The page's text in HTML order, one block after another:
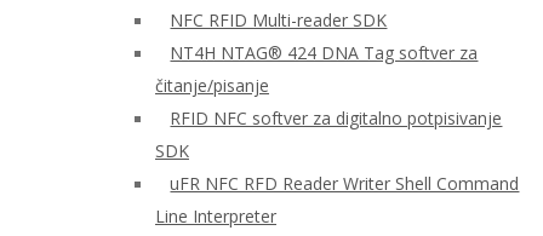
NFC RFID Multi-reader SDK
NT4H NTAG® 424 DNA Tag softver za
čitanje/pisanje
RFID NFC softver za digitalno potpisivanje
SDK
uFR NFC RFD Reader Writer Shell Command
Line Interpreter